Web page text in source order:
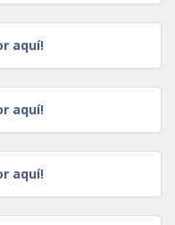
aquí!
aquí!
aquí!